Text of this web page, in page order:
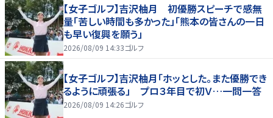
【女子ゴルフ】吉沢柚月 初優勝スピーチで感無
量「苦しい時間も多かった」「熊本の皆さんの一日
も早い復興を願う」
2026/08/09 14:33ゴルフ
【女子ゴルフ】吉沢柚月「ホッとした。また優勝でき
るように頑張る」 プロ３年目で初Ｖ…一問一答
2026/08/09 14:26ゴルフ